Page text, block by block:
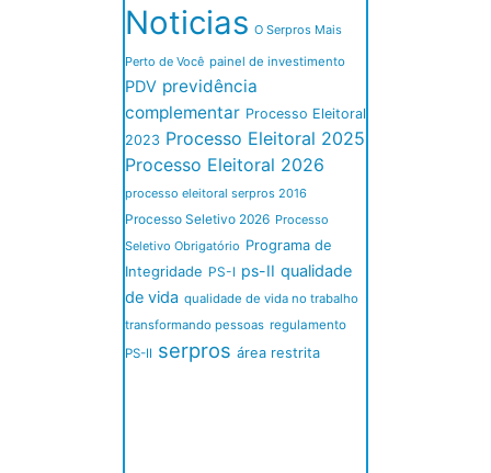
Noticias O Serpros Mais
Perto de Você painel de investimento
PDV previdência
complementar Processo Eleitoral
2023 Processo Eleitoral 2025
Processo Eleitoral 2026
processo eleitoral serpros 2016
Processo Seletivo 2026 Processo
Seletivo Obrigatório Programa de
Integridade PS-I ps-II qualidade
de vida qualidade de vida no trabalho
transformando pessoas regulamento
PS-II serpros área restrita